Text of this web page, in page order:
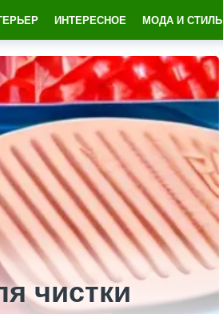
ИНТЕРЕСНОЕ МОДА И СТИЛЬ
чистки